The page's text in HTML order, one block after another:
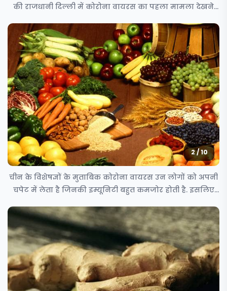
की राजधानी दिल्ली में कोरोना वायरस का पहला मामला देखने
2 / 10
चीन के विशेषज्ञों के मुताबिक कोरोना वायरस उन लोगों को अपनी
चपेट में लेता है जिनकी इम्यूनिटी बहुत कमजोर होती है. इसलिए